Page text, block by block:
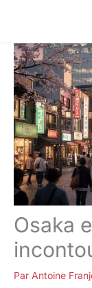
Osaka
Par Antoine